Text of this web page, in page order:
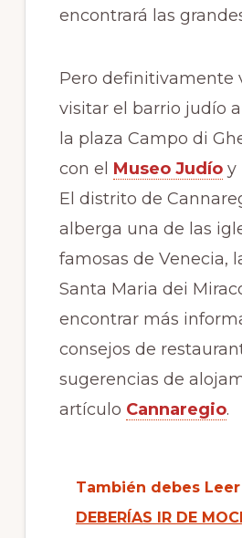
encontrará las
Pero definitivamente
visitar el barrio judío
la plaza Campo di
con el Museo Judíoy
El distrito de
alberga una de las
famosas de Venecia,
Santa Maria dei
encontrar más
consejos de
sugerencias de
artículo Cannaregio.
También debes Leer
DEBERÍAS IR DE